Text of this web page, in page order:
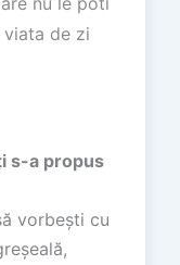
de zi
s-a propus
vorbești cu